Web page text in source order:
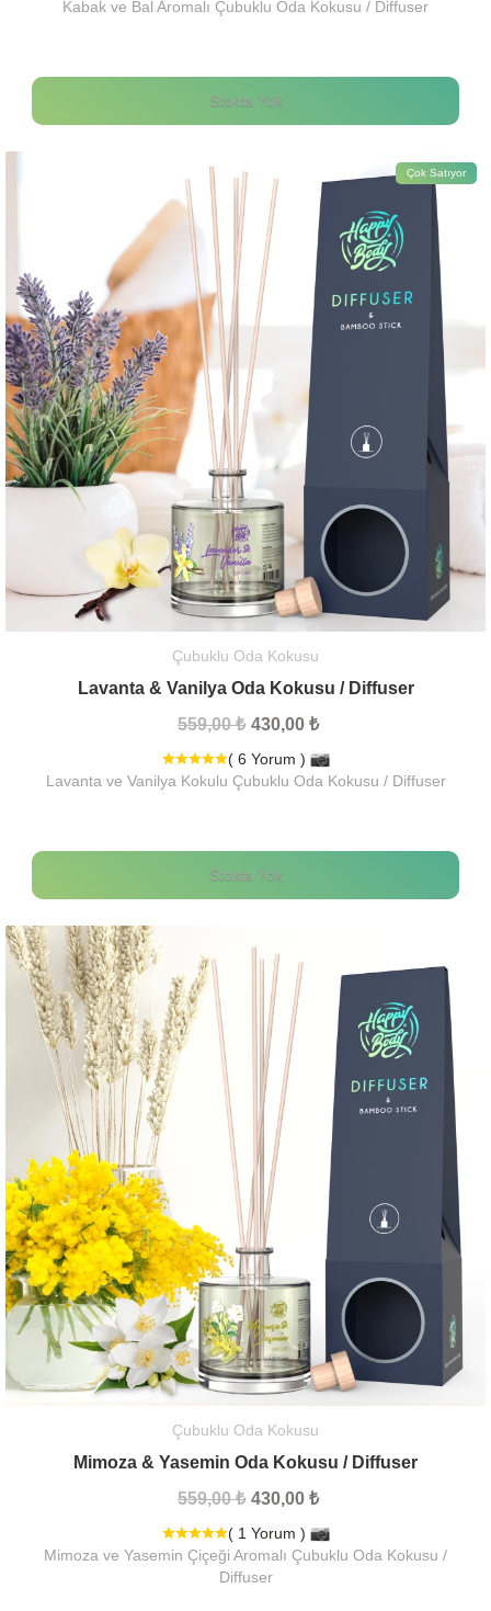
Kabak ve Bal Aromalı Çubuklu Oda Kokusu / Diffuser
Stokta Yok
Çok Satıyor
Çubuklu Oda Kokusu
Lavanta & Vanilya Oda Kokusu / Diffuser
559,00 ₺ 430,00 ₺
( 6 Yorum )
Lavanta ve Vanilya Kokulu Çubuklu Oda Kokusu / Diffuser
Stokta Yok
Çubuklu Oda Kokusu
Mimoza & Yasemin Oda Kokusu / Diffuser
559,00 ₺ 430,00 ₺
( 1 Yorum )
Mimoza ve Yasemin Çiçeği Aromalı Çubuklu Oda Kokusu /
Diffuser